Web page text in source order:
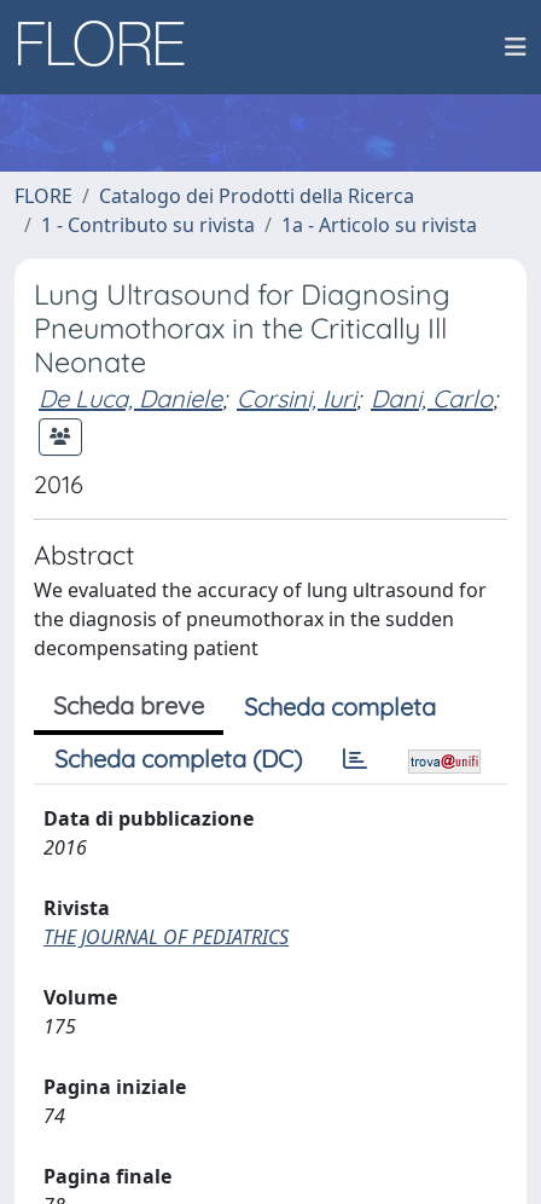
FLORE
Catalogo dei Prodotti della Ricerca
1 - Contributo su rivista
1a - Articolo su rivista
Lung Ultrasound for Diagnosing
Pneumothorax in the Critically Ill
Neonate
De Luca, Daniele; Corsini, Iuri; Dani, Carlo;
2016
Abstract
We evaluated the accuracy of lung ultrasound for
the diagnosis of pneumothorax in the sudden
decompensating patient
Scheda breve
Scheda completa
Scheda completa (DC)
Data di pubblicazione
2016
Rivista
THE JOURNAL OF PEDIATRICS
Volume
175
Pagina iniziale
74
Pagina finale